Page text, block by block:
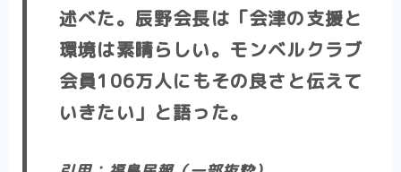
述べた。辰野会長は「会津の支援と
環境は素晴らしい。 モンベルクラブ
会員106万人にもその良さと伝えて
いきたい」と語った。